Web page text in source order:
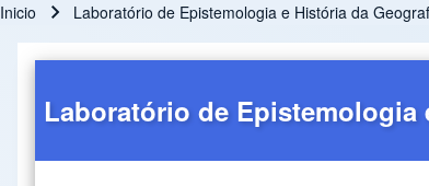
Ruta de navegación
Inicio Laboratório de Epistemologia e História da
Laboratório de Epistemologia